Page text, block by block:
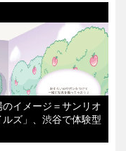
イメージ＝サンリオ
ズ」、渋谷で体験型